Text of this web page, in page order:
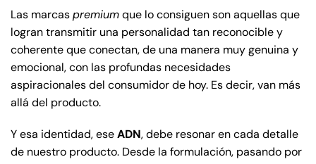
Las marcaspremiumque lo consiguen son aquellas que
logran transmitir una personalidad tan reconocible y
coherente que conectan, de una manera muy genuina y
emocional, con las profundas necesidades
aspiracionales del consumidor de hoy. Es decir, van más
allá del producto.
Y esa identidad, eseADN, debe resonar en cada detalle
de nuestro producto. Desde la formulación, pasando por